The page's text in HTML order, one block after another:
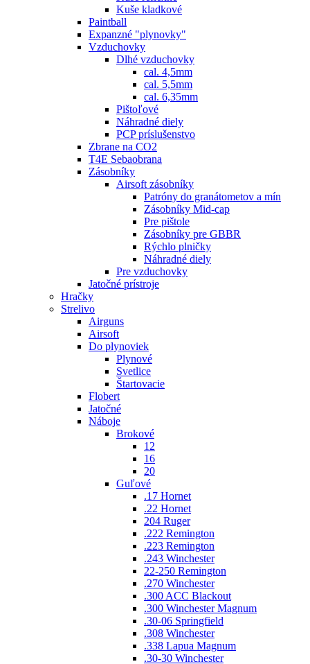
Kuše kladkové
Paintball
Expanzné "plynovky"
Vzduchovky
Dlhé vzduchovky
cal. 4,5mm
cal. 5,5mm
cal. 6,35mm
Pištoľové
Náhradné diely
PCP príslušenstvo
Zbrane na CO2
T4E Sebaobrana
Zásobníky
Airsoft zásobníky
Patróny do granátometov a mín
Zásobníky Mid-cap
Pre pištole
Zásobníky pre GBBR
Rýchlo plničky
Náhradné diely
Pre vzduchovky
Jatočné prístroje
Hračky
Strelivo
Airguns
Airsoft
Do plynoviek
Plynové
Svetlice
Štartovacie
Flobert
Jatočné
Náboje
Brokové
12
16
20
Guľové
.17 Hornet
.22 Hornet
204 Ruger
.222 Remington
.223 Remington
.243 Winchester
22-250 Remington
.270 Winchester
.300 ACC Blackout
.300 Winchester Magnum
.30-06 Springfield
.308 Winchester
.338 Lapua Magnum
.30-30 Winchester